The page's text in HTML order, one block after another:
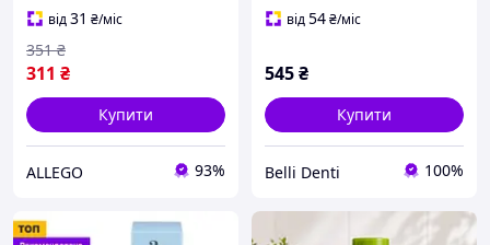
від31 ₴/міс
311 ₴
351 ₴
Купити
ALLEGO 93%
від54₴/міс
545₴
Купити
Belli Denti 100%